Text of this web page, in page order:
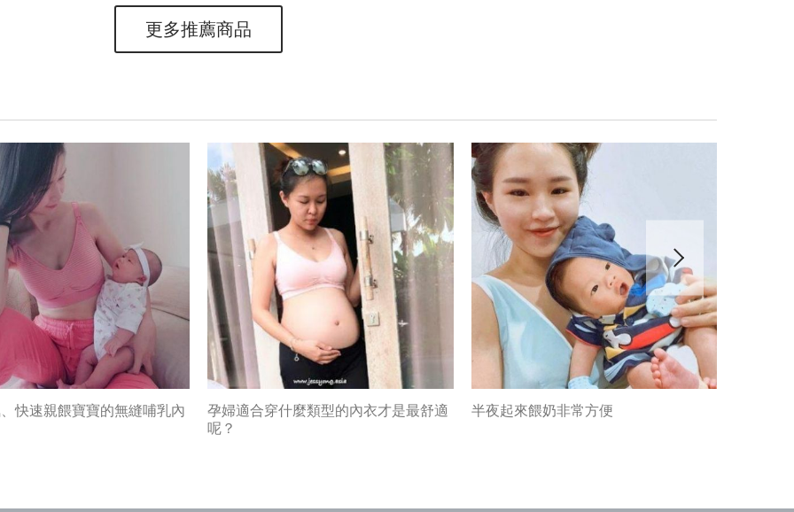
更多推薦商品
快速親餵寶寶的無縫哺乳內
孕婦適合穿什麼類型的內衣才是最舒適
呢？
半夜起來餵奶非常方便